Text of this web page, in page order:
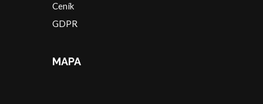
Ceník
GDPR
MAPA